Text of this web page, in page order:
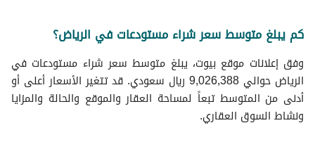
استراحات للبيع في الرياض
تاون هاوس للبيع في الرياض
غرف للبيع في الرياض
عقارات للبيع في الرياض
عقارات تجارية للبيع في الرياض
كم يبلغ متوسط سعر شراء مستودعات في الرياض؟
وفق إعلانات موقع بيوت، يبلغ متوسط سعر شراء مستودعات في
الرياض حوالي 9,026,388 ريال سعودي. قد تتغير الأسعار أعلى أو
أدنى من المتوسط تبعاً لمساحة العقار والموقع والحالة والمزايا
ونشاط السوق العقاري.